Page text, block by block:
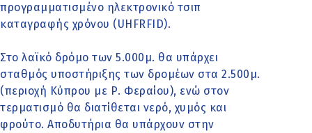
προγραμματισμένο ηλεκτρονικό τσιπ
καταγραφής χρόνου (UHFRFID).
Στο λαϊκό δρόμο των 5.000μ. θα υπάρχει
σταθμός υποστήριξης των δρομέων στα 2.500μ.
(περιοχή Κύπρου με Ρ. Φεραίου), ενώ στον
τερματισμό θα διατίθεται νερό, χυμός και
φρούτο. Αποδυτήρια θα υπάρχουν στην